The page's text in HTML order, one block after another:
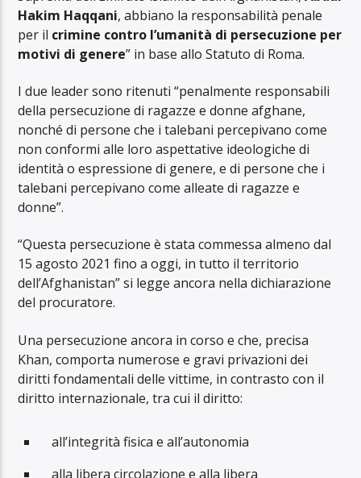
Hakim Haqqani, abbiano la responsabilità penale
per il crimine contro l’umanità di persecuzione per
motivi di genere” in base allo Statuto di Roma.
I due leader sono ritenuti “penalmente responsabili
della persecuzione di ragazze e donne afghane,
nonché di persone che i talebani percepivano come
non conformi alle loro aspettative ideologiche di
identità o espressione di genere, e di persone che i
talebani percepivano come alleate di ragazze e
donne”.
“Questa persecuzione è stata commessa almeno dal
15 agosto 2021 fino a oggi, in tutto il territorio
dell’Afghanistan” si legge ancora nella dichiarazione
del procuratore.
Una persecuzione ancora in corso e che, precisa
Khan, comporta numerose e gravi privazioni dei
diritti fondamentali delle vittime, in contrasto con il
diritto internazionale, tra cui il diritto:
all’integrità fisica e all’autonomia
alla libera circolazione e alla libera